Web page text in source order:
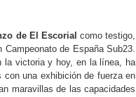
de El Escorial como testigo,
de España Sub23.
la victoria y hoy, en la línea, ha
una exhibición de fuerza en
maravillas de las capacidades